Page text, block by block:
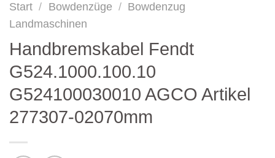
Start / Bowdenzüge / Bowdenzug
Landmaschinen
Handbremskabel Fendt
G524.1000.100.10
G524100030010 AGCO Artikel
277307-02070mm